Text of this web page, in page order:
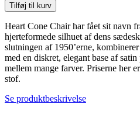
Tilføj til kurv
Heart Cone Chair har fået sit navn
hjerteformede silhuet af dens
slutningen af ​​1950’erne,
med en diskret, elegant base af
mellem mange farver. Priserne her
stof.
Se produktbeskrivelse